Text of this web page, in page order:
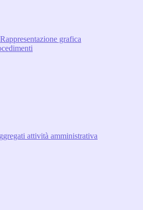
Rappresentazione grafica
attività amministrativa